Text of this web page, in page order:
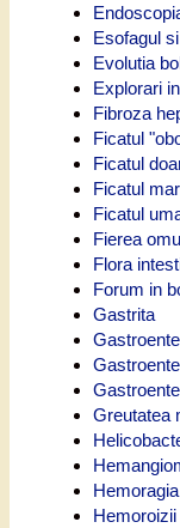
Esofagul
Evolutia
Explorari
Fibroza
Ficatul
Ficatul
Ficatul
Ficatul
Fierea
Flora
Forum in
Gastrita
Greutatea
Hemoroizii